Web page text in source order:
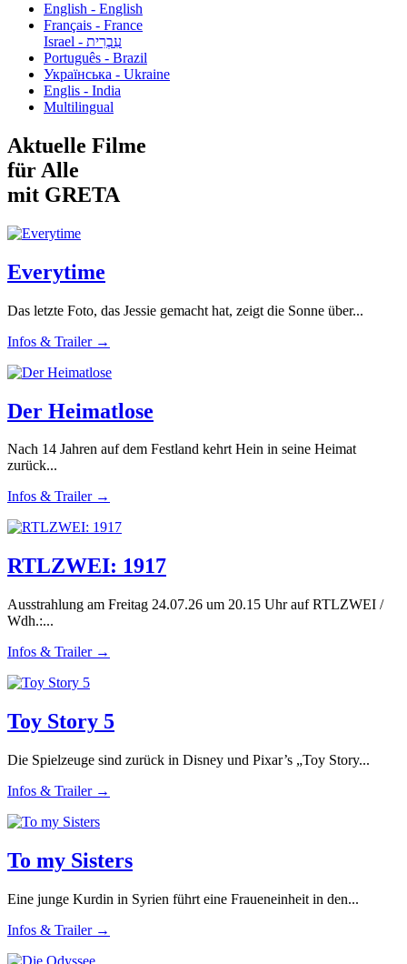
English - English
Français - France
עִבְרִית - Israel
Português - Brazil
Українська - Ukraine
Englis - India
Multilingual
Aktuelle Filme
für Alle
mit GRETA
Everytime
Das letzte Foto, das Jessie gemacht hat, zeigt die Sonne über...
Infos & Trailer →
Der Heimatlose
Nach 14 Jahren auf dem Festland kehrt Hein in seine Heimat
zurück...
Infos & Trailer →
RTLZWEI: 1917
Ausstrahlung am Freitag 24.07.26 um 20.15 Uhr auf RTLZWEI /
Wdh.:...
Infos & Trailer →
Toy Story 5
Die Spielzeuge sind zurück in Disney und Pixar’s „Toy Story...
Infos & Trailer →
To my Sisters
Eine junge Kurdin in Syrien führt eine Fraueneinheit in den...
Infos & Trailer →